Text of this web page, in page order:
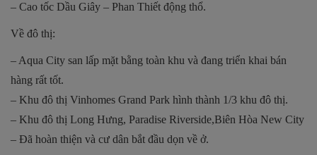
– Cao tốc Dầu Giây – Phan Thiết động thổ.
Về đô thị:
– Aqua City san lấp mặt bằng toàn khu và đang triển khai bán
hàng rất tốt.
– Khu đô thị Vinhomes Grand Park hình thành 1/3 khu đô thị.
– Khu đô thị Long Hưng, Paradise Riverside,Biên Hòa New City
– Đã hoàn thiện và cư dân bắt đầu dọn về ở.